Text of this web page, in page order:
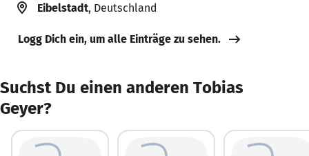
Eibelstadt, Deutschland
Logg Dich ein, um alle Einträge zu sehen.
Suchst Du einen anderen Tobias
Geyer?